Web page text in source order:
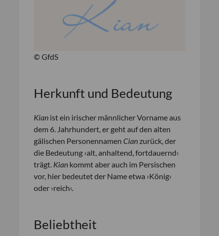
© GfdS
Herkunft und Bedeutung
Kian ist ein irischer männlicher Vorname aus
dem 6. Jahrhundert, er geht auf den alten
gälischen Personennamen Cianzurück, der
die Bedeutung ›alt, anhaltend, fortdauernd‹
trägt. Kian kommt aber auch im Persischen
vor, hier bedeutet der Name etwa ›König‹
oder ›reich‹.
Beliebtheit